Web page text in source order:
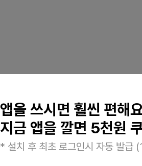
앱을 쓰시면 훨씬 편해
지금 앱을 깔면 5천원
* 설치 후 최초 로그인시 자동 발급